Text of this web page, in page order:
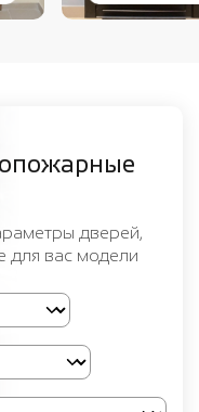
дверей,
для вас модели